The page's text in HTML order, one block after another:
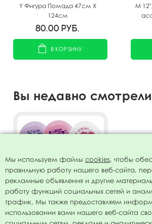
Y Фигура Помада 47см Х
124см
80.00 руб.
В КОРЗИНУ
M
Вы недавно смотрели
Воздушные шары ассорти
Мы используем файлы cookies, чтобы
правильную работу нашего веб-сайта,
рекламные объявления и другие
работу функций социальных сетей и
трафик. Мы также предоставляем
использовании вами нашего веб-сайта